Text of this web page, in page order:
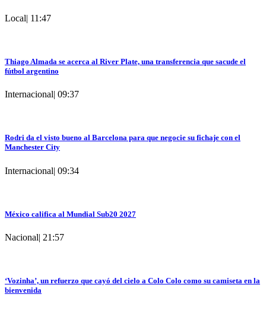
Local| 11:47
Thiago Almada se acerca al River Plate, una transferencia que sacude el
fútbol argentino
Internacional| 09:37
Rodri da el visto bueno al Barcelona para que negocie su fichaje con el
Manchester City
Internacional| 09:34
México califica al Mundial Sub20 2027
Nacional| 21:57
‘Vozinha’, un refuerzo que cayó del cielo a Colo Colo como su camiseta en la
bienvenida